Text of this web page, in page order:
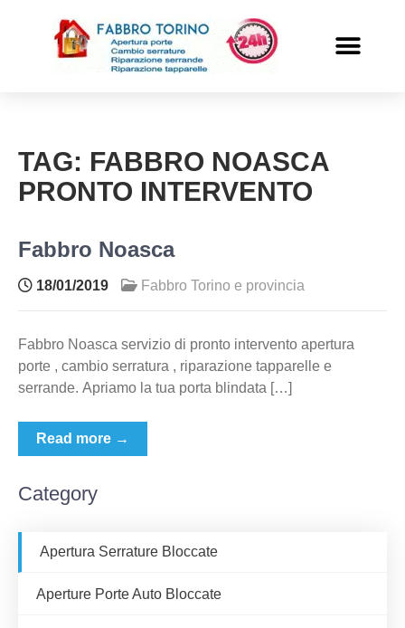
TAG: FABBRO NOASCA
PRONTO INTERVENTO
Fabbro Noasca
18/01/2019 Fabbro Torino e provincia
Fabbro Noasca servizio di pronto intervento apertura
porte , cambio serratura , riparazione tapparelle e
serrande. Apriamo la tua porta blindata […]
Read more →
Category
Apertura Serrature Bloccate
Aperture Porte Auto Bloccate